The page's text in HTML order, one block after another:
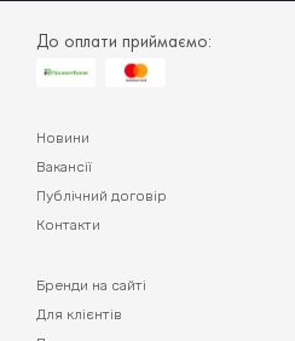
До оплати приймаємо:
Новини
Вакансії
Публічний договір
Контакти
Бренди на сайті
Для клієнтів